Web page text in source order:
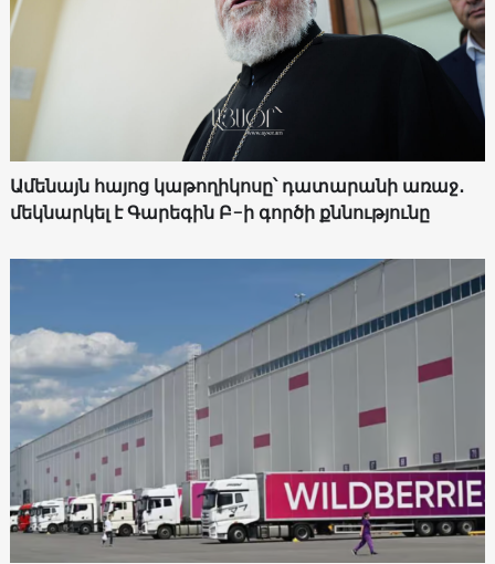
Ամենայն հայոց կաթողիկոսը՝ դատարանի առաջ․
մեկնարկել է Գարեգին Բ-ի գործի քննությունը